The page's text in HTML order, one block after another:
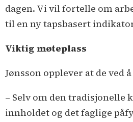
dagen. Vi vil fortelle om
til en ny tapsbasert
Viktig møteplass
Jønsson opplever at de
– Selv om den
innholdet og det faglige